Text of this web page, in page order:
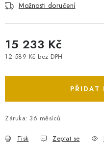
Možnosti doručení
15 233 Kč
12 589 Kč bez DPH
PŘIDAT
Záruka: 36 měsíců
Tisk Zeptat se